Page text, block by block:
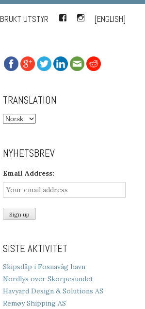
BRUKT UTSTYR FACEBOOKINSTAGRAM
[ENGLISH]
TRANSLATION
NYHETSBREV
Email Address:
SISTE AKTIVITET
Skipsdåp i Fosnavåg havn
Nordlys over Skorpesundet
Havyard Design & Solutions AS
Remøy Shipping AS